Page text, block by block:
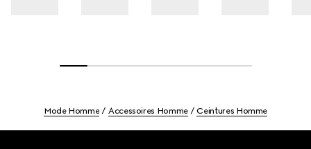
Mode Homme Accessoires Homme Ceintures Homme